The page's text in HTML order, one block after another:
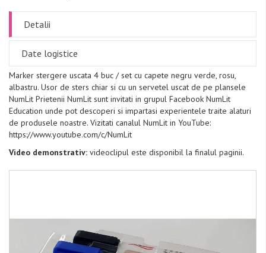
Detalii
Date logistice
Marker stergere uscata 4 buc / set cu capete negru verde, rosu,
albastru. Usor de sters chiar si cu un servetel uscat de pe plansele
NumLit Prietenii NumLit sunt invitati in grupul Facebook NumLit
Education unde pot descoperi si impartasi experientele traite alaturi
de produsele noastre. Vizitati canalul NumLit in YouTube:
https://www.youtube.com/c/NumLit
Video demonstrativ: videoclipul este disponibil la finalul paginii.